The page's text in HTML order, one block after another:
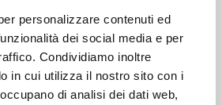
personalizzare contenuti ed
dei social media e per
Condividiamo inoltre
in cui utilizza il nostro sito con i
di analisi dei dati web,